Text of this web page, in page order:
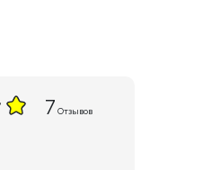
7 Отзывов